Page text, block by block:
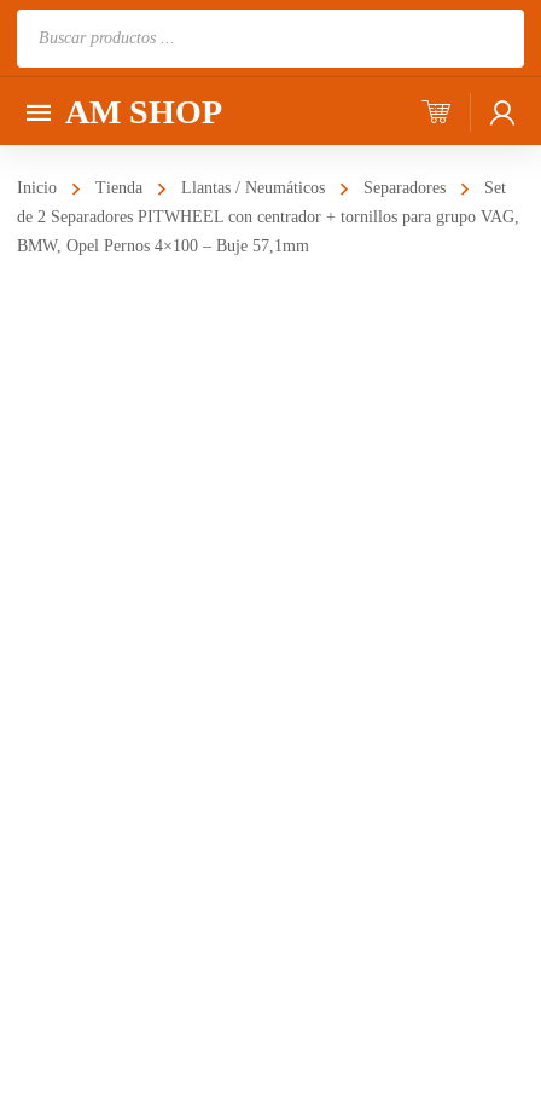
AM SHOP
Inicio Tienda Llantas / Neumáticos Separadores
Set
de 2 Separadores PITWHEEL con centrador + tornillos para grupo VAG,
BMW, Opel Pernos 4×100 – Buje 57,1mm